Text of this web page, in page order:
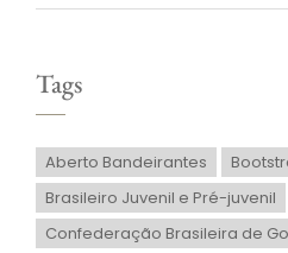
Tags
Aberto Bandeirantes
Brasileiro Juvenil e Pré-juvenil
Confederação Brasileira de